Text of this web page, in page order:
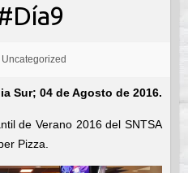
Uncategorized
Sur; 04 de Agosto de 2016.
de Verano 2016 del SNTSA
Pizza.